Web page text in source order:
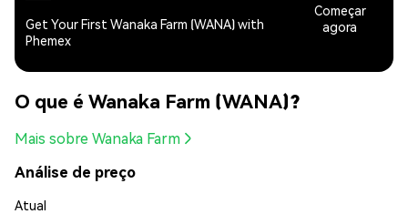
Get Your First Wanaka Farm (WANA) with
Phemex
Começar
agora
O que é Wanaka Farm (WANA)?
Mais sobre Wanaka Farm
Análise de preço
Atual